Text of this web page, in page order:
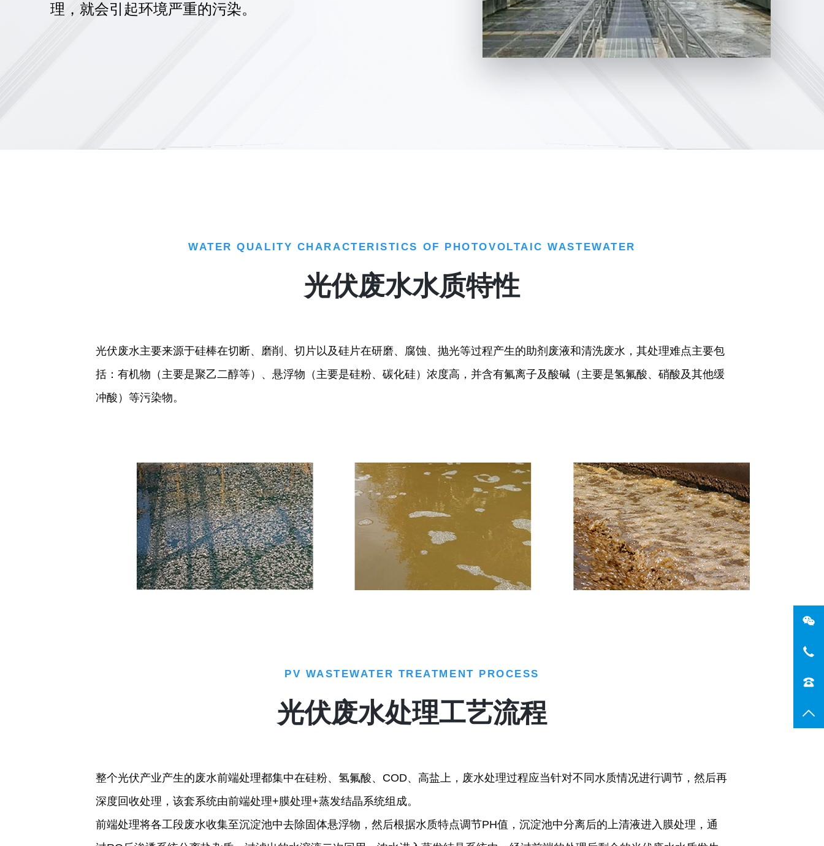
理，就会引起环境严重的污染。
WATER QUALITY CHARACTERISTICS OF PHOTOVOLTAIC WASTEWATER
光伏废水水质特性
光伏废水主要来源于硅棒在切断、磨削、切片以及硅片在研磨、腐蚀、抛光等过程产生的助剂废液和清洗废水，其处理难点主要包
括：有机物（主要是聚乙二醇等）、悬浮物（主要是硅粉、碳化硅）浓度高，并含有氟离子及酸碱（主要是氢氟酸、硝酸及其他缓
冲酸）等污染物。
PV WASTEWATER TREATMENT PROCESS
光伏废水处理工艺流程
整个光伏产业产生的废水前端处理都集中在硅粉、氢氟酸、COD、高盐上，废水处理过程应当针对不同水质情况进行调节，然后再
深度回收处理，该套系统由前端处理+膜处理+蒸发结晶系统组成。
前端处理将各工段废水收集至沉淀池中去除固体悬浮物，然后根据水质特点调节PH值，沉淀池中分离后的上清液进入膜处理，通
微
手
电